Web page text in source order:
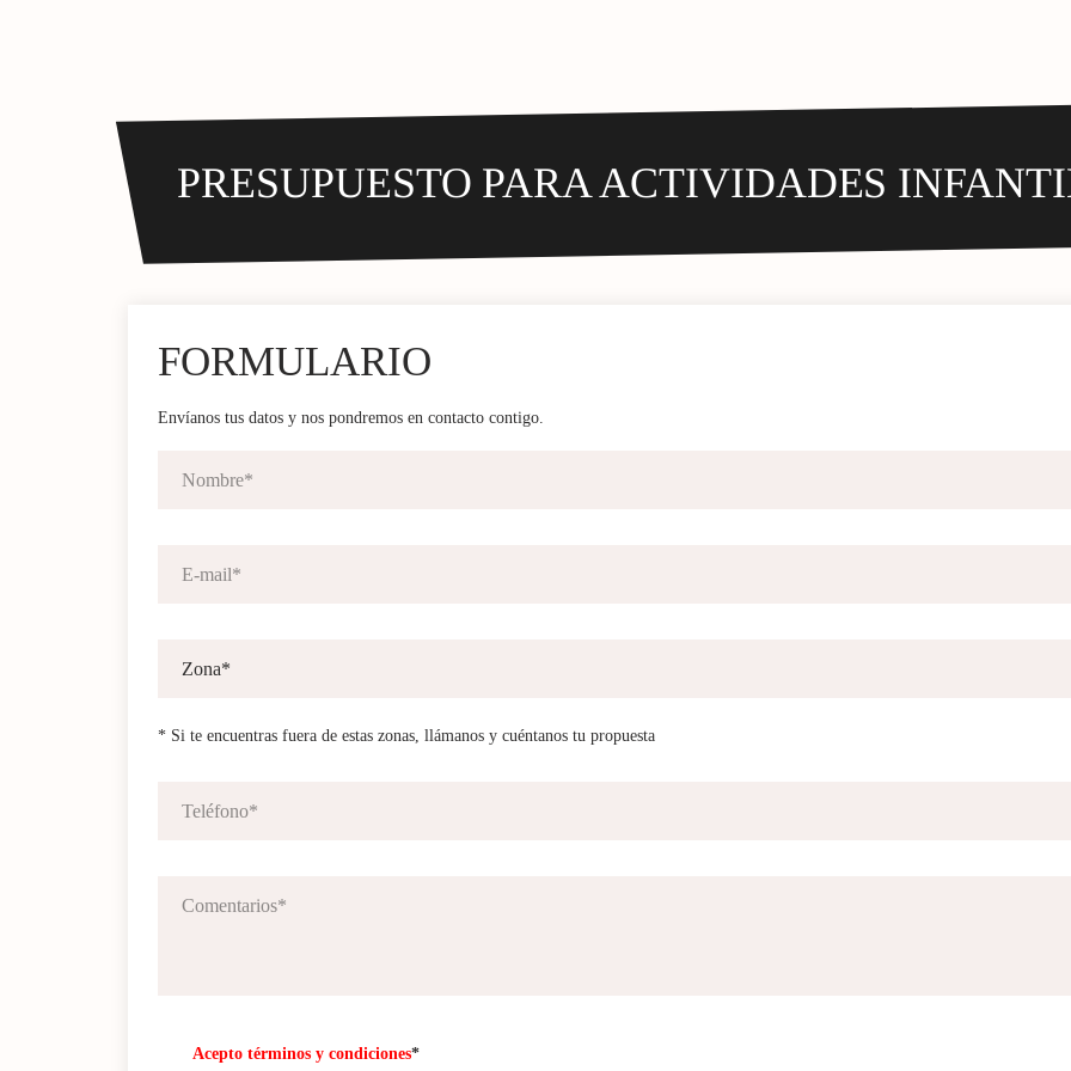
PRESUPUESTO PARA ACTIVIDADES
FORMULARIO
Envíanos tus datos y nos pondremos en contacto contigo.
* Si te encuentras fuera de estas zonas, llámanos y cuéntanos tu propuesta
Acepto términos y condiciones*